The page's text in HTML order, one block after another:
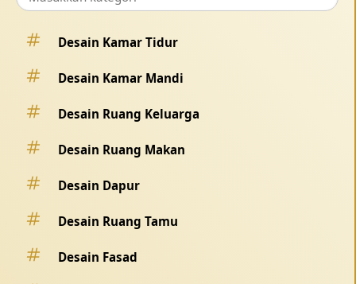
Desain Kamar Tidur
Desain Kamar Mandi
Desain Ruang Keluarga
Desain Ruang Makan
Desain Dapur
Desain Ruang Tamu
Desain Fasad